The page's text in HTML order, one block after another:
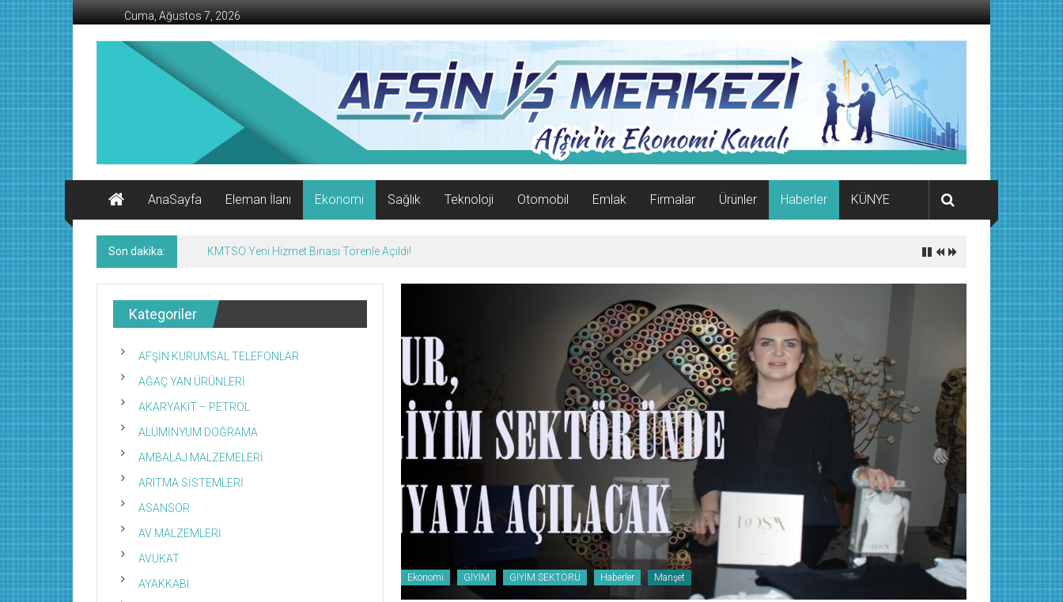
İçeriğe
geç
Cuma, Ağustos 7, 2026
AFŞİN
Ekonomi
Kanalı
AnaSayfa
Eleman İlanı Ekonomi Sağlık Teknoloji Otomobil Emlak Firmalar Ürünler Haberler KÜNYE
Son dakika: KMTSO Yeni Hizmet Binası Törenle Açıldı!
Ekonomi GİYİM GİYİM SEKTÖRÜ Haberler Manşet
Kategoriler
AFŞİN KURUMSAL TELEFONLAR
AĞAÇ YAN ÜRÜNLERİ
AKARYAKIT – PETROL
ALÜMİNYUM DOĞRAMA
AMBALAJ MALZEMELERİ
ARITMA SİSTEMLERİ
ASANSÖR
AV MALZEMLERİ
AVUKAT
AYAKKABI